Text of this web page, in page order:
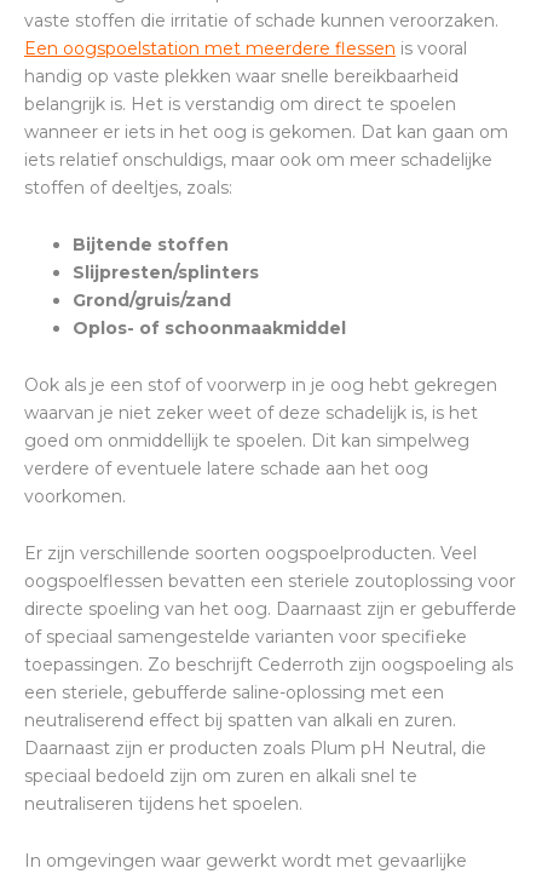
vaste stoffen die irritatie of schade kunnen veroorzaken.
Een oogspoelstation met meerdere flessen is vooral
handig op vaste plekken waar snelle bereikbaarheid
belangrijk is. Het is verstandig om direct te spoelen
wanneer er iets in het oog is gekomen. Dat kan gaan om
iets relatief onschuldigs, maar ook om meer schadelijke
stoffen of deeltjes, zoals:
Bijtende stoffen
Slijpresten/splinters
Grond/gruis/zand
Oplos- of schoonmaakmiddel
Ook als je een stof of voorwerp in je oog hebt gekregen
waarvan je niet zeker weet of deze schadelijk is, is het
goed om onmiddellijk te spoelen. Dit kan simpelweg
verdere of eventuele latere schade aan het oog
voorkomen.
Er zijn verschillende soorten oogspoelproducten. Veel
oogspoelflessen bevatten een steriele zoutoplossing voor
directe spoeling van het oog. Daarnaast zijn er gebufferde
of speciaal samengestelde varianten voor specifieke
toepassingen. Zo beschrijft Cederroth zijn oogspoeling als
een steriele, gebufferde saline-oplossing met een
neutraliserend effect bij spatten van alkali en zuren.
Daarnaast zijn er producten zoals Plum pH Neutral, die
speciaal bedoeld zijn om zuren en alkali snel te
neutraliseren tijdens het spoelen.
In omgevingen waar gewerkt wordt met gevaarlijke